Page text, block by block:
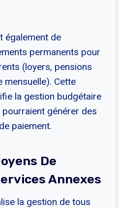
également de
permanents pour
(loyers, pensions
mensuelle). Cette
la gestion budgétaire
générer des
paiement.
De
Annexes
la gestion de tous